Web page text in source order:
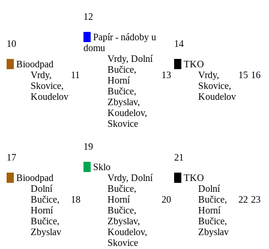
10
Bioodpad
Vrdy,
Skovice,
Koudelov
11
12
Papír - nádoby u
domu
Vrdy, Dolní
Bučice,
Horní
Bučice,
Zbyslav,
Koudelov,
Skovice
13
14
TKO
Vrdy,
Skovice,
Koudelov
15 16
17
Bioodpad
Dolní
Bučice,
Horní
Bučice,
Zbyslav
18
19
Sklo
Vrdy, Dolní
Bučice,
Horní
Bučice,
Zbyslav,
Koudelov,
Skovice
20
21
TKO
Dolní
Bučice,
Horní
Bučice,
Zbyslav
22 23